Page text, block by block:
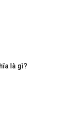
là gì​?